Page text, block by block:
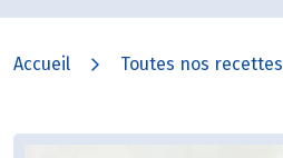
Accueil Toutes nos recettes